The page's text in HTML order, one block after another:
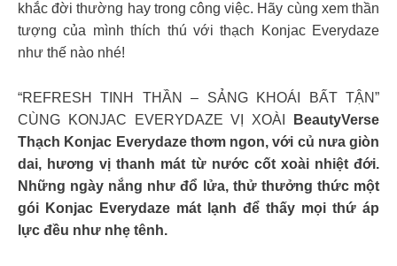
khắc đời thường hay trong công việc. Hãy cùng xem thần
tượng của mình thích thú với thạch Konjac Everydaze
như thế nào nhé!
“REFRESH TINH THẦN – SẢNG KHOÁI BẤT TẬN”
CÙNG KONJAC EVERYDAZE VỊ XOÀI
BeautyVerse
Thạch Konjac Everydaze thơm ngon, với củ nưa giòn
dai, hương vị thanh mát từ nước cốt xoài nhiệt đới.
Những ngày nắng như đổ lửa, thử thưởng thức một
gói Konjac Everydaze mát lạnh để thấy mọi thứ áp
lực đều như nhẹ tênh.